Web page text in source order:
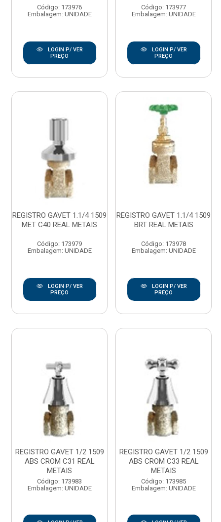
Código: 173976
Embalagem: UNIDADE
LOGIN P/ VER
PREÇO
Código: 173977
Embalagem: UNIDADE
LOGIN P/ VER
PREÇO
REGISTRO GAVET 1.1/4 1509
MET C40 REAL METAIS
Código: 173979
Embalagem: UNIDADE
LOGIN P/ VER
PREÇO
REGISTRO GAVET 1.1/4 1509
BRT REAL METAIS
Código: 173978
Embalagem: UNIDADE
LOGIN P/ VER
PREÇO
REGISTRO GAVET 1/2 1509
ABS CROM C31 REAL
METAIS
Código: 173983
Embalagem: UNIDADE
REGISTRO GAVET 1/2 1509
ABS CROM C33 REAL
METAIS
Código: 173985
Embalagem: UNIDADE